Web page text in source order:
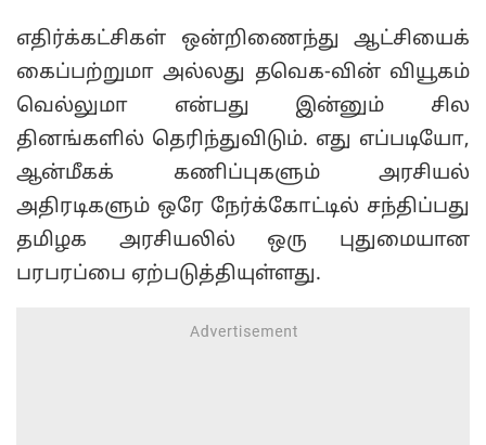
எதிர்க்கட்சிகள் ஒன்றிணைந்து ஆட்சியைக்
கைப்பற்றுமா அல்லது தவெக-வின் வியூகம்
வெல்லுமா என்பது இன்னும் சில
தினங்களில் தெரிந்துவிடும். எது எப்படியோ,
ஆன்மீகக் கணிப்புகளும் அரசியல்
அதிரடிகளும் ஒரே நேர்க்கோட்டில் சந்திப்பது
தமிழக அரசியலில் ஒரு புதுமையான
பரபரப்பை ஏற்படுத்தியுள்ளது.